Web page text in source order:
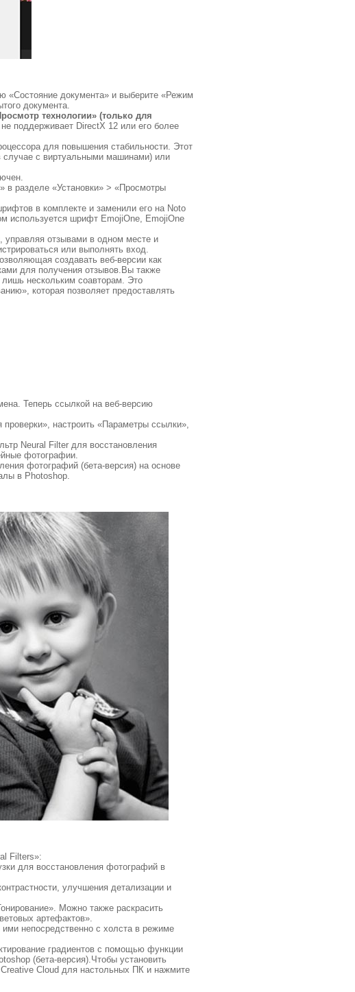
«Состояние документа» и выберите «Режим
документа.
технологии» (только для
поддерживает DirectX 12 или его более
для повышения стабильности. Этот
случае с виртуальными машинами) или
в разделе «Установки» > «Просмотры
в комплекте и заменили его на Noto
используется шрифт EmojiOne, EmojiOne
управляя отзывами в одном месте и
или выполнять вход.
создавать веб-версии как
для получения отзывов.Вы также
нескольким соавторам. Это
которая позволяет предоставлять
Теперь ссылкой на веб-версию
настроить «Параметры ссылки»,
Neural Filter для восстановления
фотографии.
фотографий (бета-версия) на основе
в Photoshop.
Filters»:
для восстановления фотографий в
улучшения детализации и
Можно также раскрасить
артефактов».
непосредственно с холста в режиме
градиентов с помощью функции
(бета-версия).Чтобы установить
Cloud для настольных ПК и нажмите